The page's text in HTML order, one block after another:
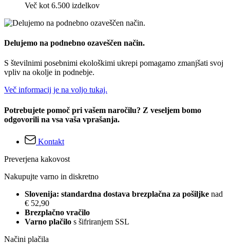
Več kot 6.500 izdelkov
Delujemo na podnebno ozaveščen način.
S številnimi posebnimi ekološkimi ukrepi pomagamo zmanjšati svoj
vpliv na okolje in podnebje.
Več informacij je na voljo tukaj.
Potrebujete pomoč pri vašem naročilu? Z veseljem bomo
odgovorili na vsa vaša vprašanja.
Kontakt
Preverjena kakovost
Nakupujte varno in diskretno
Slovenija: standardna dostava brezplačna za pošiljke nad
€ 52,90
Brezplačno vračilo
Varno plačilo s šifriranjem SSL
Načini plačila